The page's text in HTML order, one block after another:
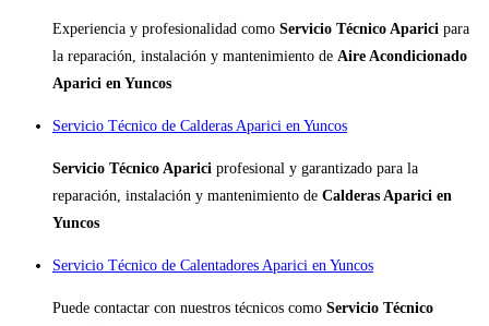
Experiencia y profesionalidad como Servicio Técnico Aparici para
la reparación, instalación y mantenimiento de Aire Acondicionado
Aparici en Yuncos
Servicio Técnico de Calderas Aparici en Yuncos
Servicio Técnico Aparici profesional y garantizado para la
reparación, instalación y mantenimiento de Calderas Aparici en
Yuncos
Servicio Técnico de Calentadores Aparici en Yuncos
Puede contactar con nuestros técnicos como Servicio Técnico